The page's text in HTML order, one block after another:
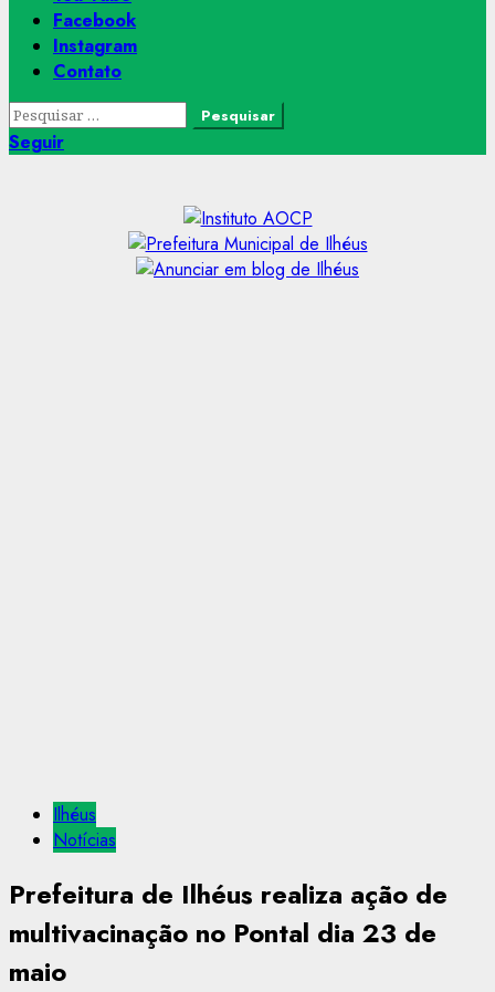
Facebook
Instagram
Contato
Pesquisar
por:
Seguir
Ilhéus
Notícias
Prefeitura de Ilhéus realiza ação de
multivacinação no Pontal dia 23 de
maio